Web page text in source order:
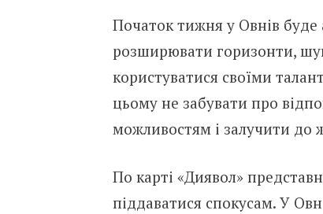
Початок тижня у Овнів буде
розширювати горизонти,
користуватися своїми
цьому не забувати про
можливостям і залучити до
По карті «Диявол»
піддаватися спокусам. У